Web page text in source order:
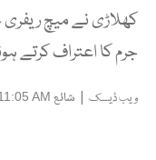
کھلاڑی نے میچ
جرم کا اعتراف کرتے
ویب ڈیسک | شائع AM